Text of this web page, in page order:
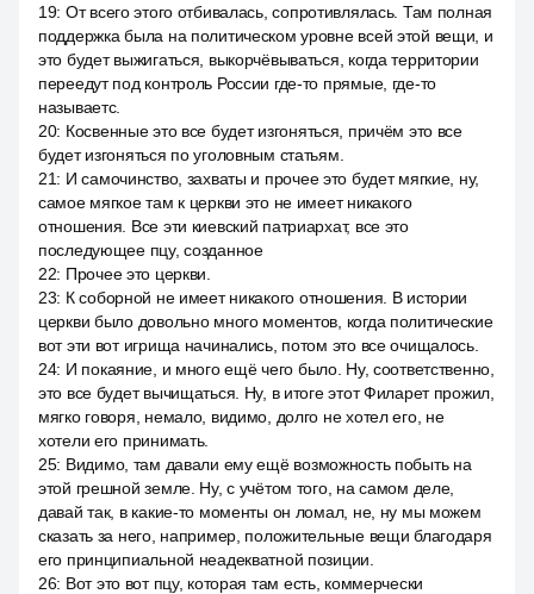
19: От всего этого отбивалась, сопротивлялась. Там полная
поддержка была на политическом уровне всей этой вещи, и
это будет выжигаться, выкорчёвываться, когда территории
переедут под контроль России где-то прямые, где-то
называетс.
20: Косвенные это все будет изгоняться, причём это все
будет изгоняться по уголовным статьям.
21: И самочинство, захваты и прочее это будет мягкие, ну,
самое мягкое там к церкви это не имеет никакого
отношения. Все эти киевский патриархат, все это
последующее пцу, созданное
22: Прочее это церкви.
23: К соборной не имеет никакого отношения. В истории
церкви было довольно много моментов, когда политические
вот эти вот игрища начинались, потом это все очищалось.
24: И покаяние, и много ещё чего было. Ну, соответственно,
это все будет вычищаться. Ну, в итоге этот Филарет прожил,
мягко говоря, немало, видимо, долго не хотел его, не
хотели его принимать.
25: Видимо, там давали ему ещё возможность побыть на
этой грешной земле. Ну, с учётом того, на самом деле,
давай так, в какие-то моменты он ломал, не, ну мы можем
сказать за него, например, положительные вещи благодаря
его принципиальной неадекватной позиции.
26: Вот это вот пцу, которая там есть, коммерчески